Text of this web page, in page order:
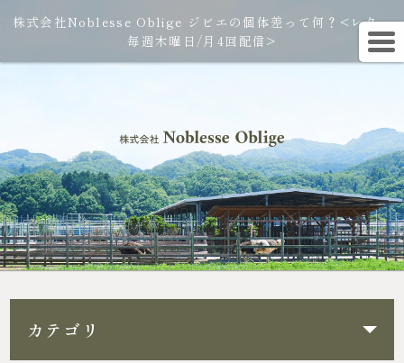
株式会社Noblesse Oblige ジビエの個体差って何？<レター
毎週木曜日/月4回配信>
カテゴリ